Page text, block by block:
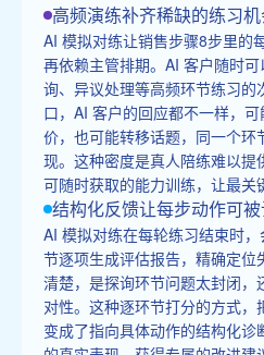
高频演练补齐稀缺的练习
AI 模拟对练让销售步骤8步里的
再依赖主管排期。AI 客户随时
询、异议处理等高频环节练习的
口，AI 客户的回应都不一样，
价，也可能转移话题，同一个环
现。这种密度是真人陪练难以
可随时获取的能力训练，让最关
结构化反馈让每步动作可
AI 模拟对练在每轮练习结束时
节逐项生成评估报告，精确定
清楚，是探询环节问题太封闭
对性。这种逐环节打分的方式，
变成了指向具体动作的结构化